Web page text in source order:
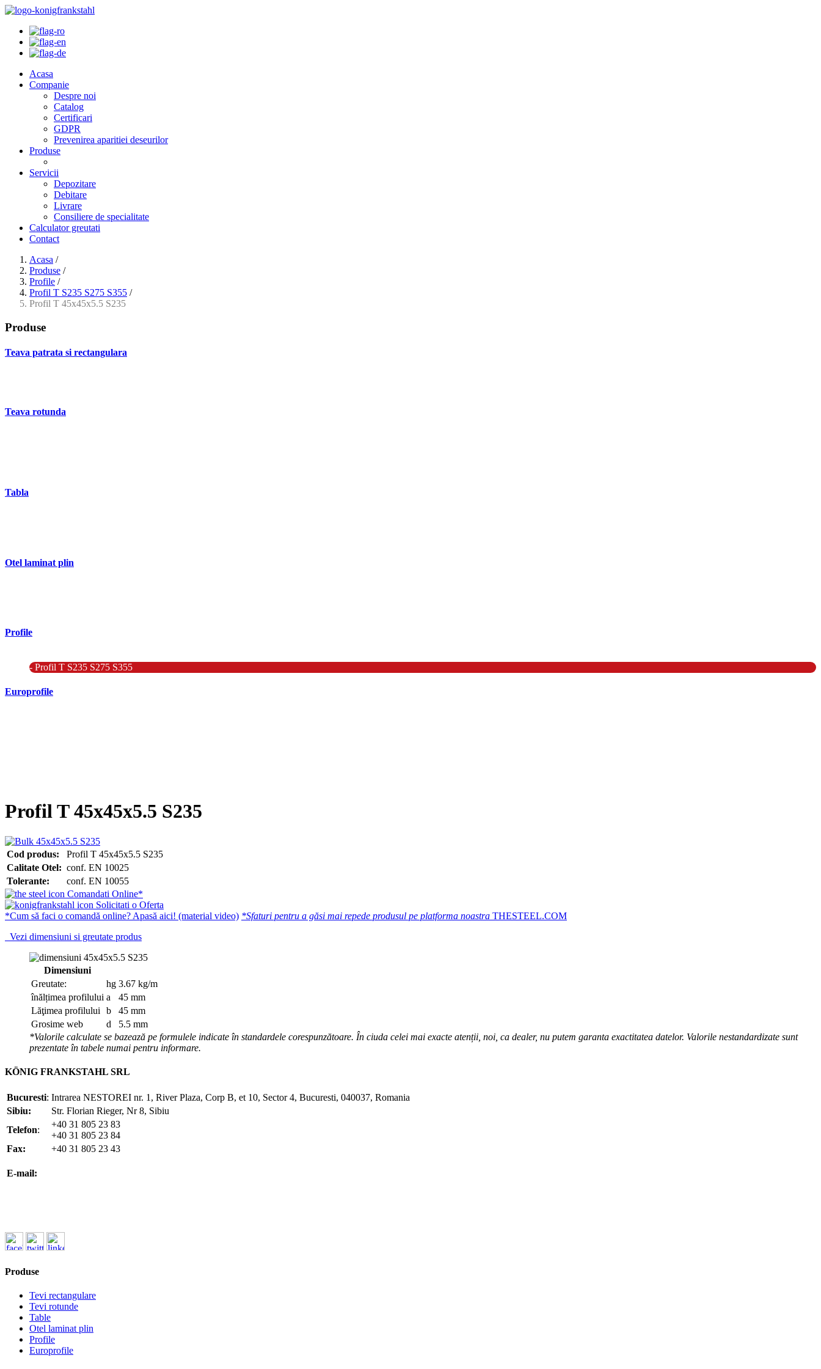
Acasa
Companie
Despre noi
Catalog
Certificari
GDPR
Prevenirea aparitiei deseurilor
Produse
Servicii
Depozitare
Debitare
Livrare
Consiliere de specialitate
Calculator greutati
Contact
Acasa /
Produse /
Profile /
Profil T S235 S275 S355 /
Profil T 45x45x5.5 S235
Produse
Teava patrata si rectangulara
Teava rotunda
Tabla
Otel laminat plin
Profile
- Profil T S235 S275 S355
Europrofile
Profil T 45x45x5.5 S235
Cod produs:
Profil T 45x45x5.5 S235
Calitate Otel: conf. EN 10025
Tolerante:
conf. EN 10055
Comandati Online*
Solicitati o Oferta
*Cum să faci o comandă online? Apasă aici! (material video) *Sfaturi pentru a găsi mai repede produsul pe platforma noastra THESTEEL.COM
Vezi dimensiuni si greutate produs
Dimensiuni
Greutate:
hg 3.67 kg/m
înălțimea profilului a
45 mm
Lăţimea profilului
b
45 mm
Grosime web
d
5.5 mm
*Valorile calculate se bazează pe formulele indicate în standardele corespunzătoare. În ciuda celei mai exacte atenții, noi, ca dealer, nu putem garanta exactitatea datelor. Valorile nestandardizate sunt
prezentate în tabele numai pentru informare.
KÖNIG FRANKSTAHL SRL
Bucuresti: Intrarea NESTOREI nr. 1, River Plaza, Corp B, et 10, Sector 4, Bucuresti, 040037, Romania
Sibiu:
Str. Florian Rieger, Nr 8, Sibiu
Telefon:
+40 31 805 23 83
+40 31 805 23 84
Fax:
+40 31 805 23 43
E-mail:
Produse
Tevi rectangulare
Tevi rotunde
Table
Otel laminat plin
Profile
Europrofile